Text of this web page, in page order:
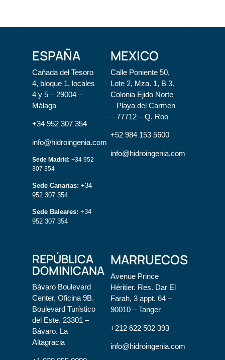
ESPAÑA
Cañada del Tesoro
4, bloque 1, locales
4 y 5 – 29004 –
Málaga
+34 952 307 354
info@hidroingenia.com
Sede Madrid: +34 952
307 354
Sede Canarias: +34
952 307 354
Sede Baleares: +34
952 307 354
MEXICO
Calle Poniente 50,
Lote 2, Mza. 1, B 3.
Colonia Ejido Norte
– Playa del Carmen
– 77712 – Q. Roo
+52 984 153 5600
info@hidroingenia.com
REPÚBLICA
DOMINICANA
Bávaro Boulevard
Center, Oficina 9B.
Boulevard Turístico
del Este. 23301 –
Bávaro. La
Altagracia
MARRUECOS
Avenue Prince
Héritier. Res. Dar El
Farah, 3 appt. 64 –
90010 – Tanger
+212 622 502 393
info@hidroingenia.com